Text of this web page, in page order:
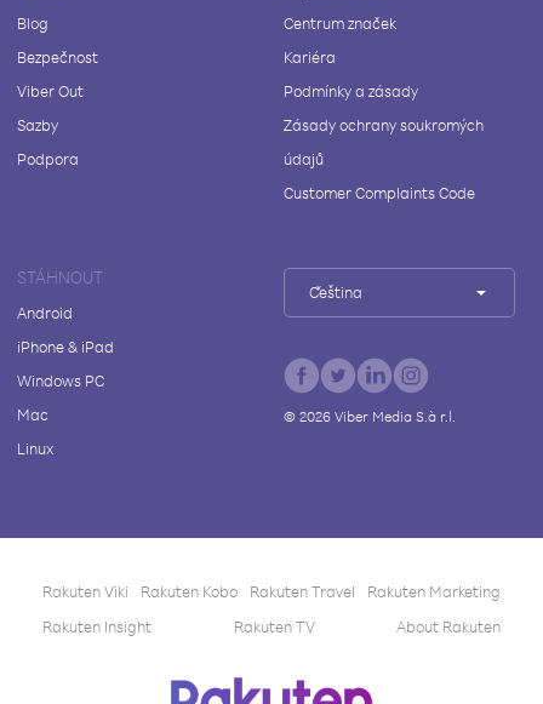
Blog
Bezpečnost
Viber Out
Sazby
Podpora
Centrum značek
Kariéra
Podmínky a zásady
Zásady ochrany soukromých
údajů
Customer Complaints Code
STÁHNOUT
Android
iPhone & iPad
Windows PC
Mac
Linux
Čeština
© 2026Viber Media S.à r.l.
Rakuten Viki Rakuten Kobo Rakuten Travel
Rakuten Marketing
Rakuten Insight
Rakuten TV About Rakuten